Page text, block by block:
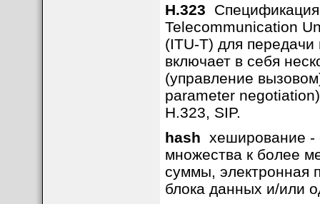
H.323
Telecommunication
(ITU-T) для
включает в себя
(управление
parameter
H.323, SIP.
hash хеширование -
множества к более
суммы, электронная
блока данных и/или